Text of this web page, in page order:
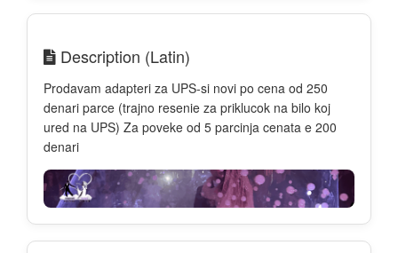
Description (Latin)
Prodavam adapteri za UPS-si novi po cena od 250
denari parce (trajno resenie za priklucok na bilo koj
ured na UPS) Za poveke od 5 parcinja cenata e 200
denari